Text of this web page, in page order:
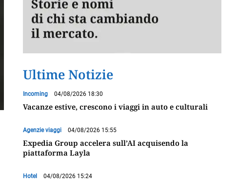
Ultime Notizie
Incoming 04/08/2026 18:30
Vacanze estive, crescono i viaggi in auto e culturali
Agenzie viaggi 04/08/2026 15:55
Expedia Group accelera sull’AI acquisendo la
piattaforma Layla
Hotel 04/08/2026 15:24